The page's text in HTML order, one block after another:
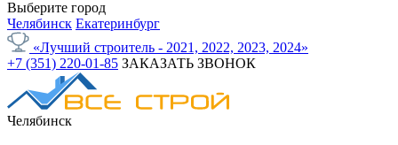
Выберите город
Челябинск Екатеринбург
«Лучший строитель - 2021, 2022, 2023, 2024»
+7 (351) 220-01-85 ЗАКАЗАТЬ ЗВОНОК
Челябинск